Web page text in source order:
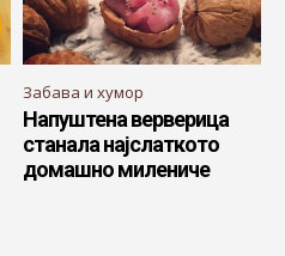
Забава и хумор
Напуштена верверица
станала најслаткото
домашно милениче